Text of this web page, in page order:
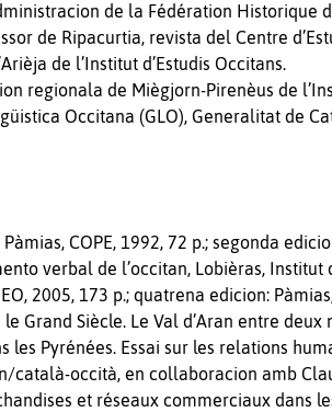
de la Fédération Historique
de Ripacurtia, revista del Centre
de l’Institut d’Estudis Occitans.
regionala de Miègjorn-Pirenèus de
Occitana (GLO), Generalitat de
COPE, 1992, 72 p.; segonda
verbal de l’occitan, Lobièras, Institut
2005, 173 p.; quatrena edicion:
Grand Siècle. Le Val d’Aran entre deux
les Pyrénées. Essai sur les relations
català-occità, en collaboracion amb
et réseaux commerciaux dans